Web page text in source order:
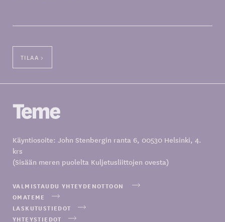
Käyntiosoite: John Stenbergin ranta 6, 00530 Helsinki, 4.
krs
(Sisään meren puolelta Kuljetusliittojen ovesta)
VALMISTAUDU YHTEYDENOTTOON
OMATEME
LASKUTUSTIEDOT
YHTEYSTIEDOT